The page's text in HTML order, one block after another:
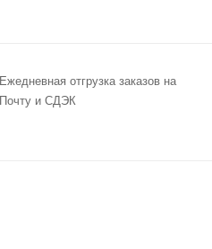
Ежедневная отгрузка заказов на
Почту и СДЭК